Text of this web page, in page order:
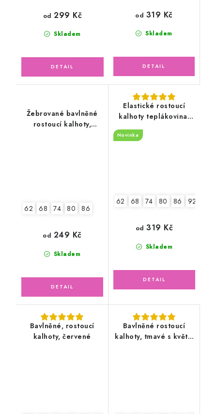
Skladem
od 299 Kč
Skladem
od 319 Kč
Žebrované bavlněné
rostoucí kalhoty,
62 68 74 80 86
Skladem
od 249 Kč
Elastické rostoucí
kalhoty teplákovina,
zvířátka Safari
Novinka
62 68 74 80 86 92
Skladem
od 319 Kč
Bavlněné, rostoucí
kalhoty, červené
Bavlněné rostoucí
kalhoty, tmavé s květy,